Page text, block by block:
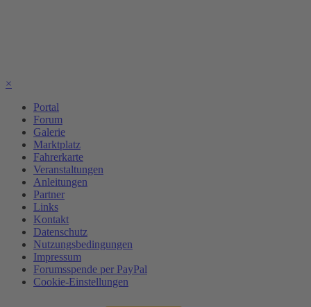
×
Portal
Forum
Galerie
Marktplatz
Fahrerkarte
Veranstaltungen
Anleitungen
Partner
Links
Kontakt
Datenschutz
Nutzungsbedingungen
Impressum
Forumsspende per PayPal
Cookie-Einstellungen